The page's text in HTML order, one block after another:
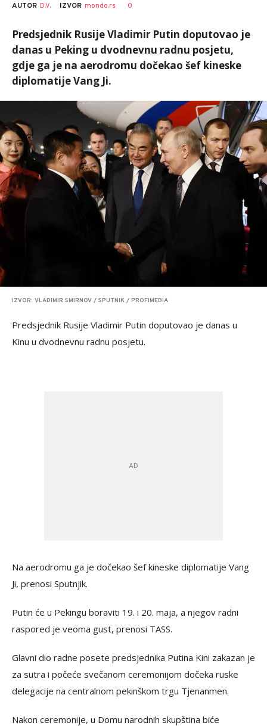
AUTOR D.V. IZVOR mondo.rs 0
Predsjednik Rusije Vladimir Putin doputovao je
danas u Peking u dvodnevnu radnu posjetu,
gdje ga je na aerodromu dočekao šef kineske
diplomatije Vang Ji.
IZVOR: VLADIMIR SMIRNOV / SPUTNIK / PROFIMEDIA
Predsjednik Rusije Vladimir Putin doputovao je danas u
Kinu u dvodnevnu radnu posjetu.
Na aerodromu ga je dočekao šef kineske diplomatije Vang
Ji, prenosi Sputnjik.
Putin će u Pekingu boraviti 19. i 20. maja, a njegov radni
raspored je veoma gust, prenosi TASS.
Glavni dio radne posete predsjednika Putina Kini zakazan je
za sutra i počeće svečanom ceremonijom dočeka ruske
delegacije na centralnom pekinškom trgu Tjenanmen.
Nakon ceremonije, u Domu narodnih skupština biće